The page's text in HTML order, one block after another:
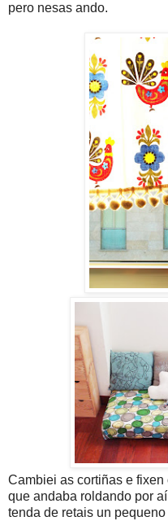
pero nesas ando.
Cambiei as cortiñas e
que andaba roldando por
tenda de retais un